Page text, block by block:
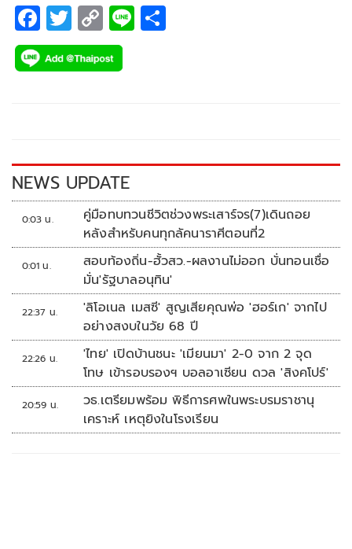
F
ac
e
k
T
wi
tt
C
o
p
k
Li
NEWS UPDATE
0:03 น.
คู่มือทบทวนชีวิตช่วงพระเสาร์จร(7)เดินถอย
หลังสำหรับคนทุกลัคนาราศีตอนที่2
0:01 น.
สอบท้องถิ่น-ฮั้วสว.-ผลงานไม่ออก บั่นทอนเชื่อ
มั่น'รัฐบาลอนุทิน'
22:37 น.
'ลิโอเนล เมสซี' สูญเสียคุณพ่อ 'ฮอร์เก' จากไป
อย่างสงบในวัย 68 ปี
22:26 น.
'ไทย' เปิดบ้านชนะ 'เมียนมา' 2-0 จาก 2 จุด
โทษ เข้ารอบรองฯ บอลอาเซียน ดวล 'สิงคโปร์'
20:59 น.
วธ.เตรียมพร้อม พิธีการศพในพระบรมราชานุ
เคราะห์ เหตุยิงในโรงเรียน